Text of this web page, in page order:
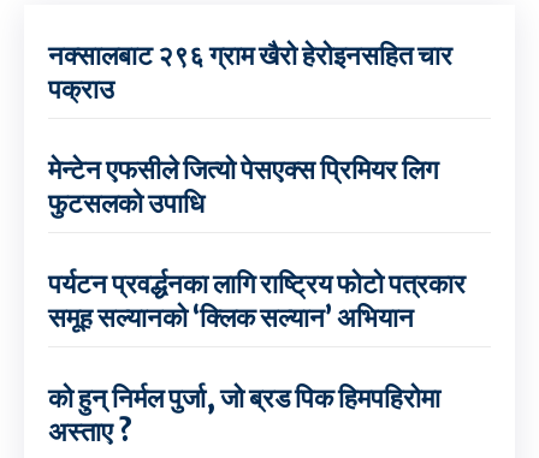
नक्सालबाट २९६ ग्राम खैरो हेरोइनसहित चार
पक्राउ
मेन्टेन एफसीले जित्यो पेसएक्स प्रिमियर लिग
फुटसलको उपाधि
पर्यटन प्रवर्द्धनका लागि राष्ट्रिय फोटो पत्रकार
समूह सल्यानको ‘क्लिक सल्यान’ अभियान
को हुन् निर्मल पुर्जा, जो ब्रड पिक हिमपहिरोमा
अस्ताए ?